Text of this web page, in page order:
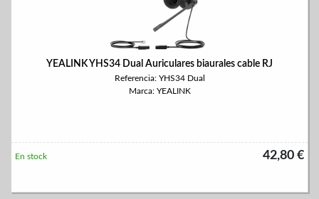
YEALINK YHS34 Dual Auriculares biaurales cable RJ
Referencia: YHS34 Dual
Marca: YEALINK
42,80 €
En stock